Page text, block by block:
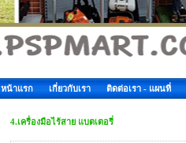
หน้าแรก เกี่ยวกับเรา ติดต่อเรา - แผนที่
4.เครื่องมือไร้สาย แบตเตอรี่